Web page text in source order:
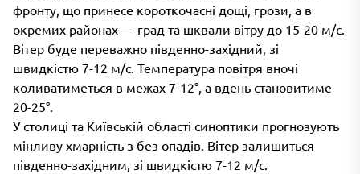
фронту, що принесе короткочасні дощі, грози, а в
окремих районах — град та шквали вітру до 15-20 м/с.
Вітер буде переважно південно-західний, зі
швидкістю 7-12 м/с. Температура повітря вночі
коливатиметься в межах 7-12°, а вдень становитиме
20-25°.
У столиці та Київській області синоптики прогнозують
мінливу хмарність з без опадів. Вітер залишиться
південно-західним, зі швидкістю 7-12 м/с.